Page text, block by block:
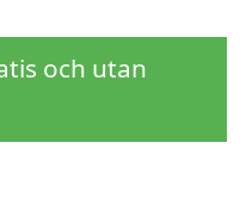
och utan